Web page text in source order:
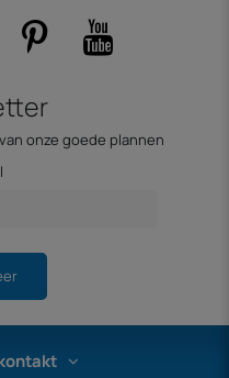
onze goede plannen